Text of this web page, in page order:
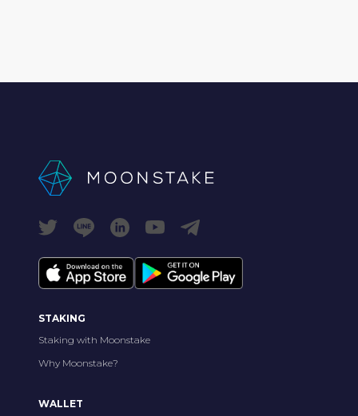
STAKING
Staking with Moonstake
Why Moonstake?
WALLET